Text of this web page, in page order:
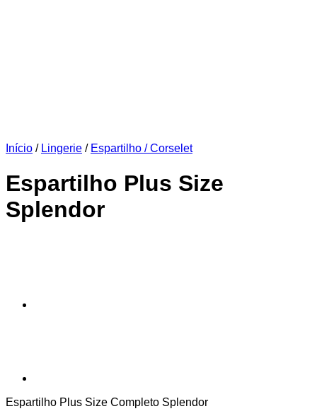
Início / Lingerie / Espartilho / Corselet
Espartilho Plus Size
Splendor
Espartilho Plus Size Completo Splendor